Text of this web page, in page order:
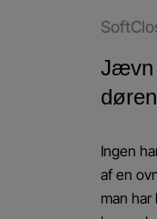
Jævn
døren
Ingen
af en
man